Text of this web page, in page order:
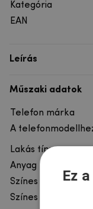
Kategória
EAN
Leírás
Műszaki adatok
Telefon márka
A
Lakás típusa
Anyag
Színes
Színes motívum
Ez